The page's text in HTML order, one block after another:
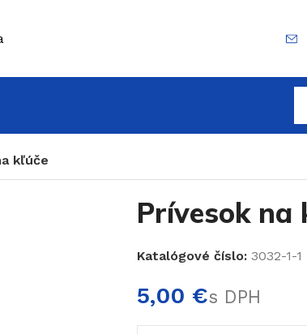
kľúče
Prívesok na
Katalógové číslo: 3032-1-1
€